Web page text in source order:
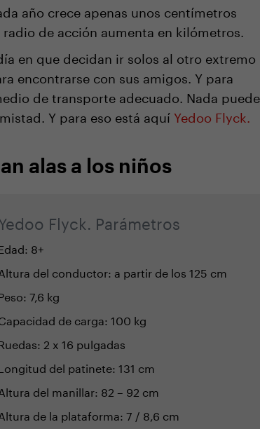
año crece apenas unos centímetros
de acción aumenta en kilómetros.
en que decidan ir solos al otro extremo
encontrarse con sus amigos. Y para
de transporte adecuado. Nada puede
Y para eso está aquí Yedoo Flyck.
alas a los niños
Flyck. Parámetros
8+
del conductor: a partir de los 125 cm
7,6 kg
de carga: 100 kg
2 x 16 pulgadas
del patinete: 131 cm
del manillar: 82 – 92 cm
de la plataforma: 7 / 8,6 cm